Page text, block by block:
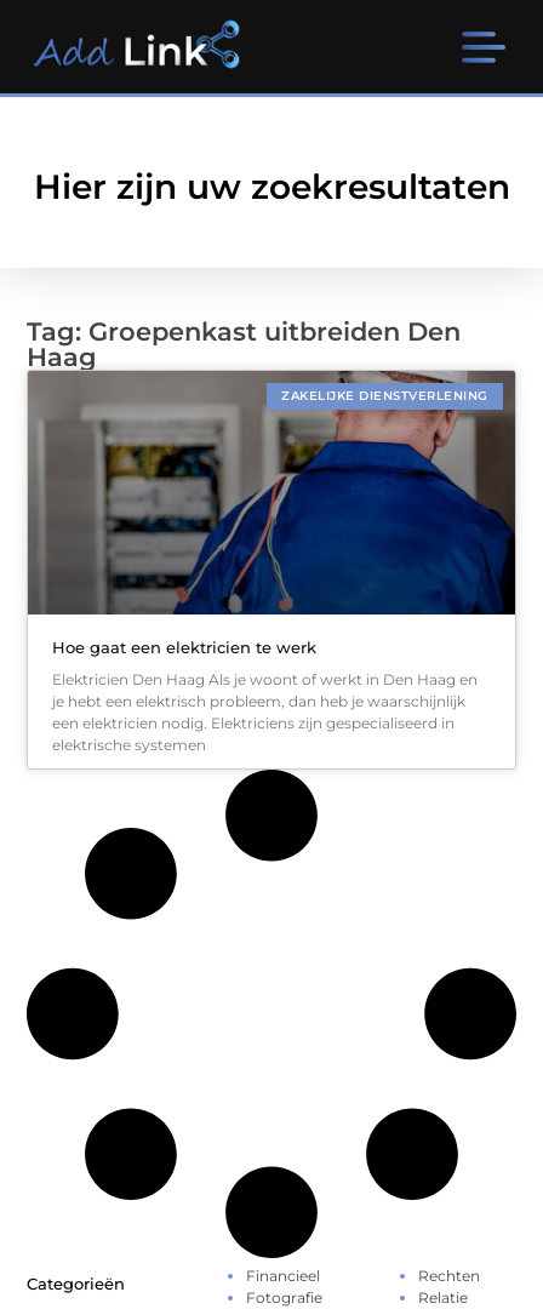
Hier zijn uw zoekresultaten
Tag: Groepenkast uitbreiden Den
Haag
ZAKELIJKE DIENSTVERLENING
Hoe gaat een elektricien te werk
Elektricien Den Haag Als je woont of werkt in Den Haag en
je hebt een elektrisch probleem, dan heb je waarschijnlijk
een elektricien nodig. Elektriciens zijn gespecialiseerd in
elektrische systemen
Categorieën
Financieel
Fotografie
Rechten
Relatie